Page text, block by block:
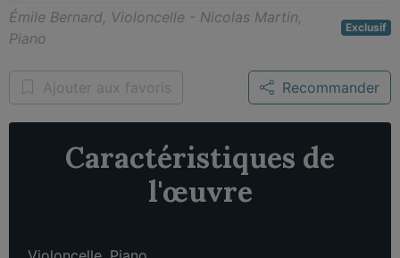
Émile Bernard, Violoncelle - Nicolas Martin,
Piano
Exclusif
Ajouter aux favoris Recommander
Caractéristiques de
l'œuvre